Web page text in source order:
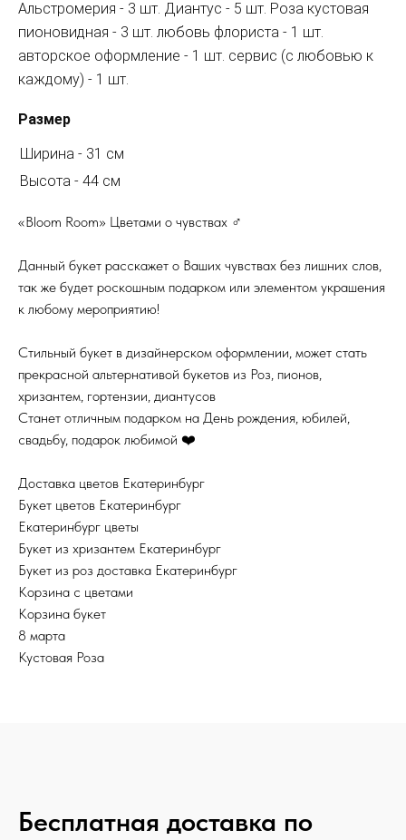
Альстромерия - 3 шт. Диантус - 5 шт. Роза кустовая
пионовидная - 3 шт. любовь флориста - 1 шт.
авторское оформление - 1 шт. сервис (с любовью к
каждому) - 1 шт.
Размер
Ширина - 31 см
Высота - 44 см
«Bloom Room» Цветами о чувствах ‍♂️
Данный букет расскажет о Ваших чувствах без лишних слов,
так же будет роскошным подарком или элементом украшения
к любому мероприятию!
Стильный букет в дизайнерском оформлении, может стать
прекрасной альтернативой букетов из Роз, пионов,
хризантем, гортензии, диантусов
Станет отличным подарком на День рождения, юбилей,
свадьбу, подарок любимой ❤️
Доставка цветов Екатеринбург
Букет цветов Екатеринбург
Екатеринбург цветы
Букет из хризантем Екатеринбург
Букет из роз доставка Екатеринбург
Корзина с цветами
Корзина букет
8 марта
Кустовая Роза
Бесплатная доставка по